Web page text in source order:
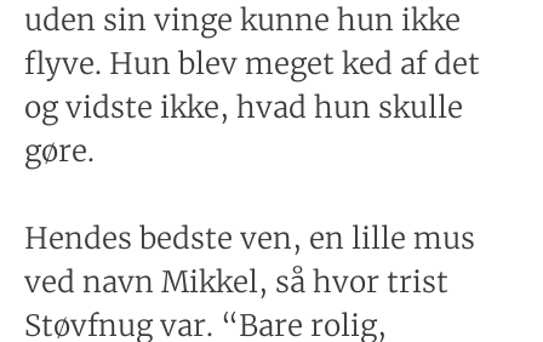
uden sin vinge kunne hun ikke
flyve. Hun blev meget ked af det
og vidste ikke, hvad hun skulle
gøre.
Hendes bedste ven, en lille mus
ved navn Mikkel, så hvor trist
Støvfnug var. “Bare rolig,